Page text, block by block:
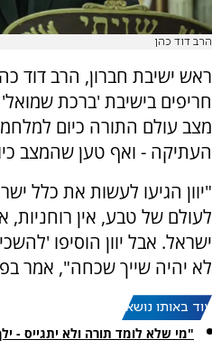
הרב דוד כהן
ראש ישיבת חברון, הרב דוד
חריפים בישיבת 'ברכת
מצב עולם התורה כיום
העתיקה - ואף טען שהמצב
"יוון הגיעו לעשות את כלל
לעולם של טבע, אין
ישראל. אבל יוון הוסיפו
לא יהיה שייך שכחה", אמר
עוד באותו נושא:
"מי שלא לומד תורה ולא יתגייס -